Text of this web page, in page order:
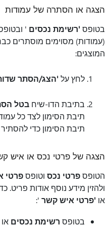
הצגה או הסתרה של עמודות
בטופס 'רשימת נכסים '
(עמודות) מסוימים מוסתרים
המוצגים:
לחץ על 'הצג/הסתר
בתיבת הדו-שיח בטל
תיבת הסימון לצד כל
תיבת הסימון כדי
הצגה של פרטי נכס או איש
הטופספרטי נכס וטופספרטי
ולהזין מידע נוסף אודות פריט.
או 'פרטי איש קשר ':
בטופס רשימת נכסים